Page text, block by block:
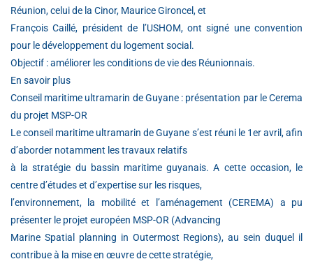
Réunion, celui de la Cinor, Maurice Gironcel, et
François Caillé, président de l’USHOM, ont signé une convention
pour le développement du logement social.
Objectif : améliorer les conditions de vie des Réunionnais.
En savoir plus
Conseil maritime ultramarin de Guyane : présentation par le Cerema
du projet MSP-OR
Le conseil maritime ultramarin de Guyane s’est réuni le 1er avril, afin
d’aborder notamment les travaux relatifs
à la stratégie du bassin maritime guyanais. A cette occasion, le
centre d’études et d’expertise sur les risques,
l’environnement, la mobilité et l’aménagement (CEREMA) a pu
présenter le projet européen MSP-OR (Advancing
Marine Spatial planning in Outermost Regions), au sein duquel il
contribue à la mise en œuvre de cette stratégie,